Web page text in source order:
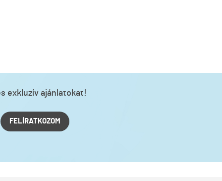
exkluzív ajánlatokat!
FELÍRATKOZOM